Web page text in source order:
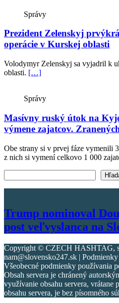
Správy
Prezident Zelenskyj
operácie v Kurskej oblasti
Volodymyr Zelenskyj sa vyjadril k
oblasti. […]
Správy
Masívny ruský útok na
výmene zajatcov.
Obe strany si v prvej fáze vymenili
z nich si vymení celkovo 1 000
Trump nominoval
post veľvyslanca na
Copyright © CZECH HASHTAG,
nam@slovensko247.sk |
Všeobecné podmienky používania
Obsah servera je chránený
využívanie obsahu servera, vrátane
obsahu servera, je bez písomného